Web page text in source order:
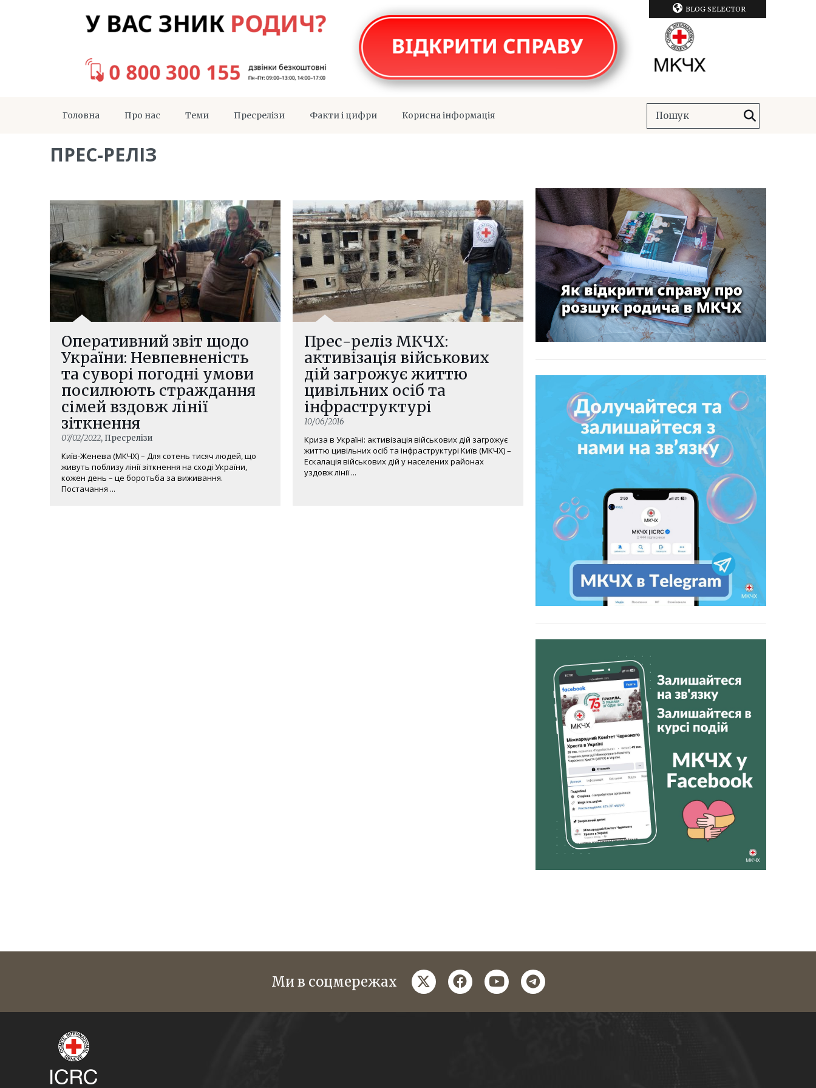
BLOG SELECTOR
Головна Про нас Теми Пресрелізи Факти і цифри Корисна інформація
ПРЕС-РЕЛІЗ
Оперативний звіт щодо
України: Невпевненість
та суворі погодні умови
посилюють страждання
сімей вздовж лінії
зіткнення
07/02/2022, Пресрелізи
Київ-Женева (МКЧХ) – Для сотень тисяч людей, що
живуть поблизу лінії зіткнення на сході України,
кожен день – це боротьба за виживання.
Постачання ...
Прес-реліз МКЧХ:
активізація військових
дій загрожує життю
цивільних осіб та
інфраструктурі
10/06/2016
Криза в Україні: активізація військових дій загрожує
життю цивільних осіб та інфраструктурі Київ (МКЧХ) –
Ескалація військових дій у населених районах
уздовж лінії ...
Ми в соцмережах twitterfacebookyoutubetelegram